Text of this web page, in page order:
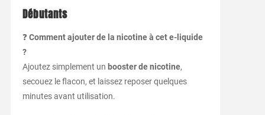
Débutants
❓Comment ajouter de la nicotine à cet e-liquide
?
Ajoutez simplement un booster de nicotine,
secouez le flacon, et laissez reposer quelques
minutes avant utilisation.